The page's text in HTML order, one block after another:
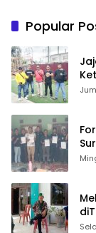
Terbaik Dunia
Popular